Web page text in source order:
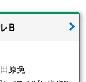
Ｂ
原免